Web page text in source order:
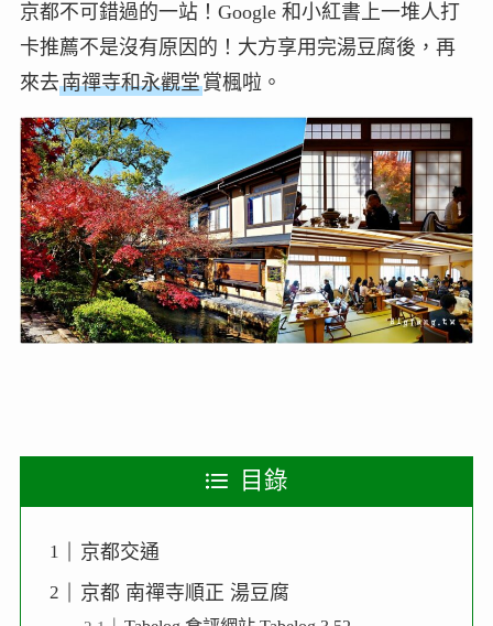
京都不可錯過的一站！Google 和小紅書上一堆人打
卡推薦不是沒有原因的！大方享用完湯豆腐後，再
來去南禪寺和永觀堂賞楓啦。
目錄
京都交通
京都 南禪寺順正 湯豆腐